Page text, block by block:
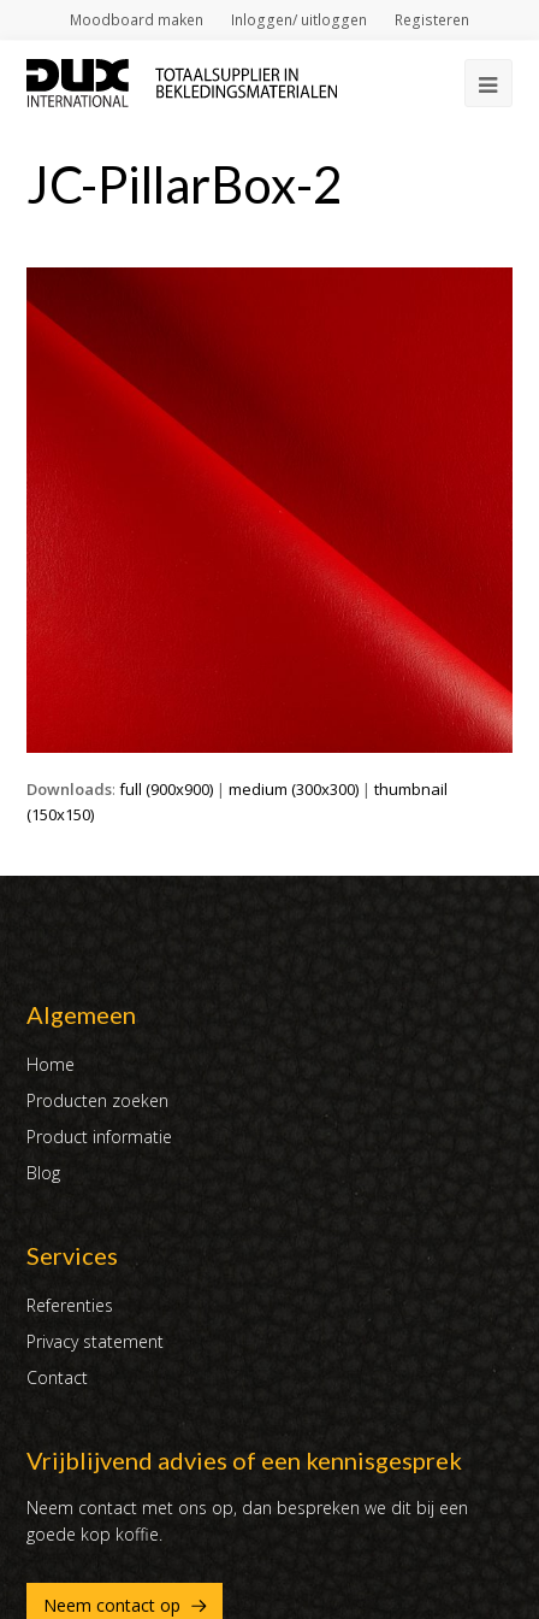
Moodboard maken Inloggen/ uitloggen Registeren
JC-PillarBox-2
Downloads:full (900x900) |medium (300x300) |thumbnail
(150x150)
Algemeen
Home
Producten zoeken
Product informatie
Blog
Services
Referenties
Privacy statement
Contact
Vrijblijvend advies of een kennisgesprek
Neem contact met ons op, dan bespreken we dit bij een
goede kop koffie.
Neem contact op